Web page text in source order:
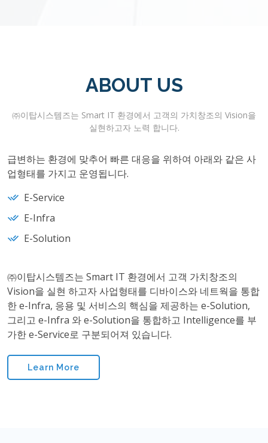
ABOUT US
㈜이탑시스템즈는 Smart IT 환경에서 고객의 가치창조의 Vision을
실현하고자 노력 합니다.
급변하는 환경에 맞추어 빠른 대응을 위하여 아래와 같은 사
업형태를 가지고 운영됩니다.
E-Service
E-Infra
E-Solution
㈜이탑시스템즈는 Smart IT 환경에서 고객 가치창조의
Vision을 실현 하고자 사업형태를 디바이스와 네트웍을 통합
한 e-Infra, 응용 및 서비스의 핵심을 제공하는 e-Solution,
그리고 e-Infra 와 e-Solution을 통합하고 Intelligence를 부
가한 e-Service로 구분되어져 있습니다.
Learn More